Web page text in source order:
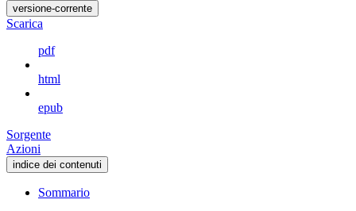
versione-corrente
Scarica
pdf
html
epub
Sorgente
Azioni
indice dei contenuti
Sommario